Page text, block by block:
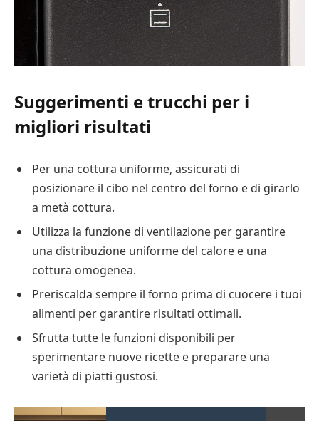
Suggerimenti e trucchi per i
migliori risultati
Per una cottura uniforme, assicurati di
posizionare il cibo nel centro del forno e di girarlo
a metà cottura.
Utilizza la funzione di ventilazione per garantire
una distribuzione uniforme del calore e una
cottura omogenea.
Preriscalda sempre il forno prima di cuocere i tuoi
alimenti per garantire risultati ottimali.
Sfrutta tutte le funzioni disponibili per
sperimentare nuove ricette e preparare una
varietà di piatti gustosi.